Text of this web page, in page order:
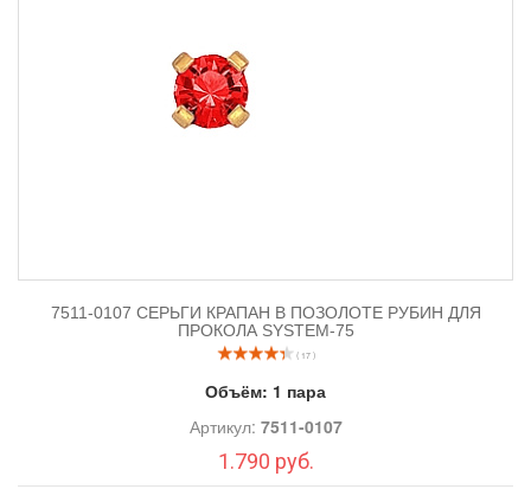
7511-0107 СЕРЬГИ КРАПАН В ПОЗОЛОТЕ РУБИН ДЛЯ
ПРОКОЛА SYSTEM-75
( 17 )
Объём: 1 пара
Артикул: 7511-0107
1.790 руб.